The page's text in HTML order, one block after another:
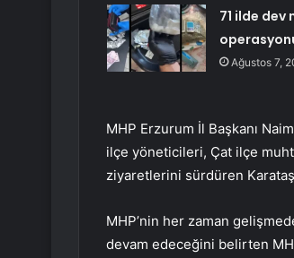
71 ilde dev
Ağustos 7,
MHP Erzurum İl Başkanı
ilçe yöneticileri, Çat ilçe
ziyaretlerini sürdüren
MHP’nin her zaman
devam edeceğini belirten